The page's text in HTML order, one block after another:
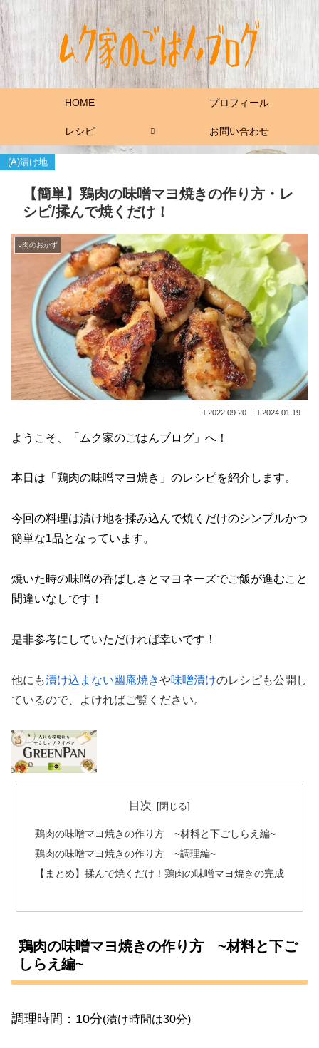
HOME プロフィール
レシピ お問い合わせ
【簡単】鶏肉の味噌マヨ焼きの作り方・レ
シピ/揉んで焼くだけ！
○肉のおかず
2022.09.20 2024.01.19
ようこそ、「ムク家のごはんブログ」へ！
本日は「鶏肉の味噌マヨ焼き」のレシピを紹介します。
今回の料理は漬け地を揉み込んで焼くだけのシンプルかつ
簡単な1品となっています。
焼いた時の味噌の香ばしさとマヨネーズでご飯が進むこと
間違いなしです！
是非参考にしていただければ幸いです！
他にも漬け込まない幽庵焼きや味噌漬けのレシピも公開し
ているので、よければご覧ください。
目次
鶏肉の味噌マヨ焼きの作り方 ~材料と下ごしらえ編~
鶏肉の味噌マヨ焼きの作り方 ~調理編~
【まとめ】揉んで焼くだけ！鶏肉の味噌マヨ焼きの完成
鶏肉の味噌マヨ焼きの作り方 ~材料と下ご
しらえ編~
調理時間：10分(漬け時間は30分)
(A)漬け地